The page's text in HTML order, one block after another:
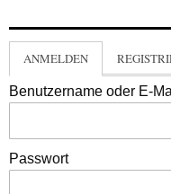
ANMELDEN
Benutzername oder E-
Passwort